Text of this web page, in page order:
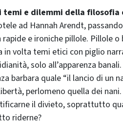
temi e dilemmi della filosofia
ad Hannah Arendt,
e ironiche pillole. Pillole o
volta temi etici con piglio
solo all’apparenza banali.
barbara quale “il lancio di un
perlomeno quella dei
il divieto, soprattutto
riderne?